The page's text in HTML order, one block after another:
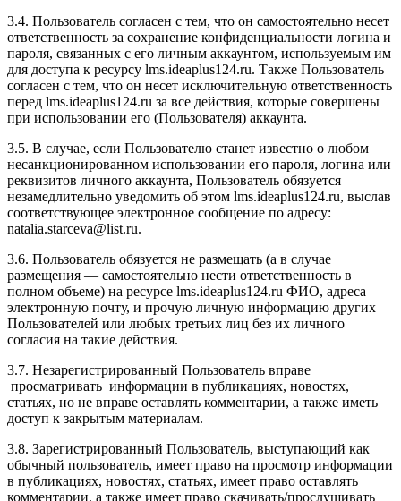
3.4. Пользователь согласен с тем, что он самостоятельно несет
ответственность за сохранение конфиденциальности логина и
пароля, связанных с его личным аккаунтом, используемым им
для доступа к ресурсу lms.ideaplus124.ru. Также Пользователь
согласен с тем, что он несет исключительную ответственность
перед lms.ideaplus124.ru за все действия, которые совершены
при использовании его (Пользователя) аккаунта.
3.5. В случае, если Пользователю станет известно о любом
несанкционированном использовании его пароля, логина или
реквизитов личного аккаунта, Пользователь обязуется
незамедлительно уведомить об этом lms.ideaplus124.ru, выслав
соответствующее электронное сообщение по адресу:
natalia.starceva@list.ru.
3.6. Пользователь обязуется не размещать (а в случае
размещения — самостоятельно нести ответственность в
полном объеме) на ресурсе lms.ideaplus124.ru ФИО, адреса
электронную почту, и прочую личную информацию других
Пользователей или любых третьих лиц без их личного
согласия на такие действия.
3.7. Незарегистрированный Пользователь вправе
просматривать информации в публикациях, новостях,
статьях, но не вправе оставлять комментарии, а также иметь
доступ к закрытым материалам.
3.8. Зарегистрированный Пользователь, выступающий как
обычный пользователь, имеет право на просмотр информации
в публикациях, новостях, статьях, имеет право оставлять
комментарии, а также имеет право скачивать/прослушивать